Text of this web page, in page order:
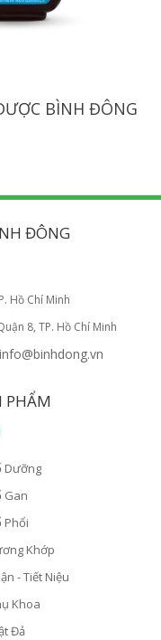
BÌNH ĐÔNG
ĐÔNG
Hồ Chí Minh
8, TP. Hồ Chí Minh
PHẨM
Dưỡng
Gan
Phổi
Khớp
- Tiết Niệu
Khoa
Đả